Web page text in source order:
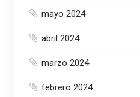
mayo 2024
abril 2024
marzo 2024
febrero 2024